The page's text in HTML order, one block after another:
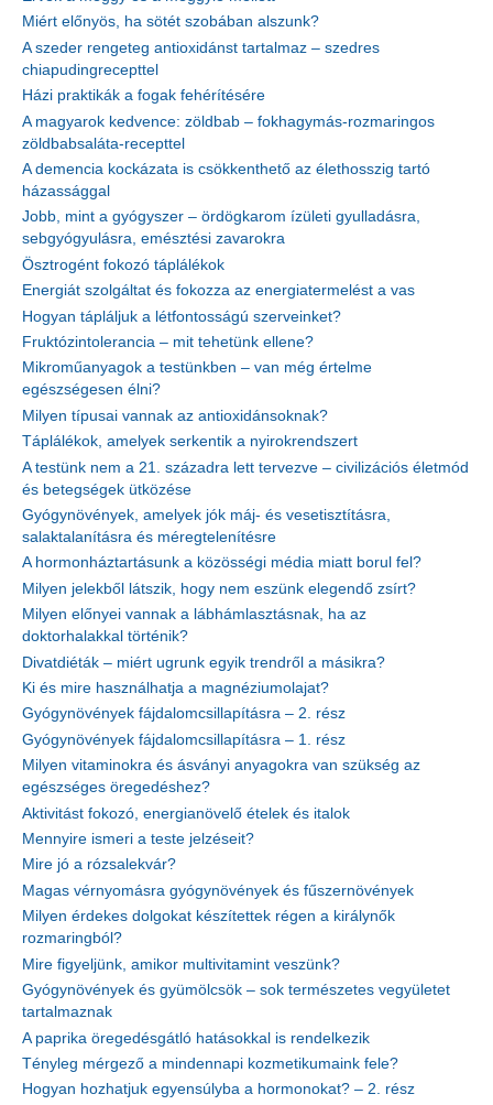
Miért előnyös, ha sötét szobában alszunk?
A szeder rengeteg antioxidánst tartalmaz – szedres
chiapudingrecepttel
Házi praktikák a fogak fehérítésére
A magyarok kedvence: zöldbab – fokhagymás-rozmaringos
zöldbabsaláta-recepttel
A demencia kockázata is csökkenthető az élethosszig tartó
házassággal
Jobb, mint a gyógyszer – ördögkarom ízületi gyulladásra,
sebgyógyulásra, emésztési zavarokra
Ösztrogént fokozó táplálékok
Energiát szolgáltat és fokozza az energiatermelést a vas
Hogyan tápláljuk a létfontosságú szerveinket?
Fruktózintolerancia – mit tehetünk ellene?
Mikroműanyagok a testünkben – van még értelme
egészségesen élni?
Milyen típusai vannak az antioxidánsoknak?
Táplálékok, amelyek serkentik a nyirokrendszert
A testünk nem a 21. századra lett tervezve – civilizációs életmód
és betegségek ütközése
Gyógynövények, amelyek jók máj- és vesetisztításra,
salaktalanításra és méregtelenítésre
A hormonháztartásunk a közösségi média miatt borul fel?
Milyen jelekből látszik, hogy nem eszünk elegendő zsírt?
Milyen előnyei vannak a lábhámlasztásnak, ha az
doktorhalakkal történik?
Divatdiéták – miért ugrunk egyik trendről a másikra?
Ki és mire használhatja a magnéziumolajat?
Gyógynövények fájdalomcsillapításra – 2. rész
Gyógynövények fájdalomcsillapításra – 1. rész
Milyen vitaminokra és ásványi anyagokra van szükség az
egészséges öregedéshez?
Aktivitást fokozó, energianövelő ételek és italok
Mennyire ismeri a teste jelzéseit?
Mire jó a rózsalekvár?
Magas vérnyomásra gyógynövények és fűszernövények
Milyen érdekes dolgokat készítettek régen a királynők
rozmaringból?
Mire figyeljünk, amikor multivitamint veszünk?
Gyógynövények és gyümölcsök – sok természetes vegyületet
tartalmaznak
A paprika öregedésgátló hatásokkal is rendelkezik
Tényleg mérgező a mindennapi kozmetikumaink fele?
Hogyan hozhatjuk egyensúlyba a hormonokat? – 2. rész